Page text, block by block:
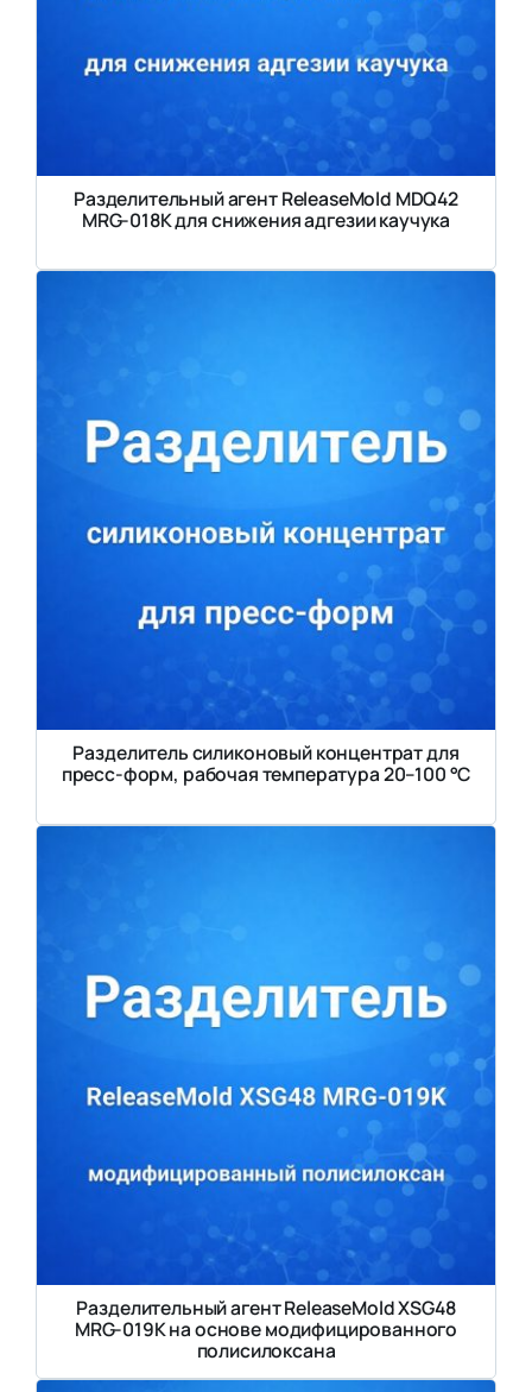
Разделительный агент ReleaseMold MDQ42
MRG-018K для снижения адгезии каучука
Разделитель силиконовый концентрат для
пресс-форм, рабочая температура 20–100 °C
Разделительный агент ReleaseMold XSG48
MRG-019K на основе модифицированного
полисилоксана